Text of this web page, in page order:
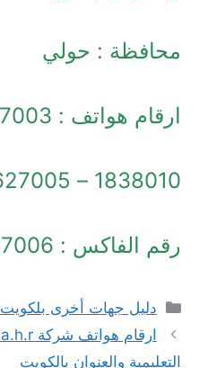
محافظة : حولي
ارقام هواتف : 22627003 –
1838010 – 22627005 – 22627004
رقم الفاكس : 22627006
التصنيفات
دليل جهات أخرى بلكويت
التعليمية والعنوان بالكويت